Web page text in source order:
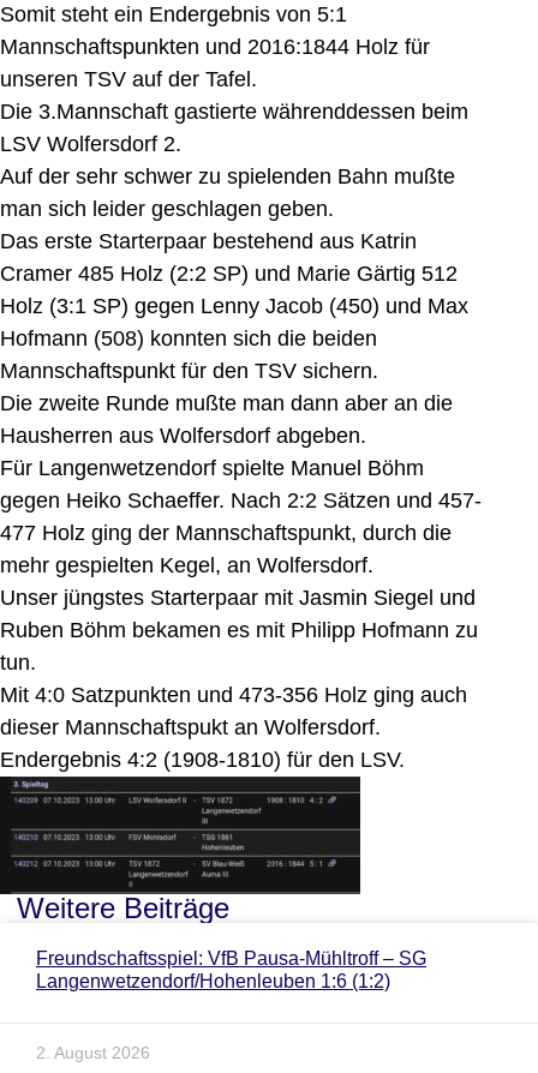
Somit steht ein Endergebnis von 5:1
Mannschaftspunkten und 2016:1844 Holz für
unseren TSV auf der Tafel.
Die 3.Mannschaft gastierte währenddessen beim
LSV Wolfersdorf 2.
Auf der sehr schwer zu spielenden Bahn mußte
man sich leider geschlagen geben.
Das erste Starterpaar bestehend aus Katrin
Cramer 485 Holz (2:2 SP) und Marie Gärtig 512
Holz (3:1 SP) gegen Lenny Jacob (450) und Max
Hofmann (508) konnten sich die beiden
Mannschaftspunkt für den TSV sichern.
Die zweite Runde mußte man dann aber an die
Hausherren aus Wolfersdorf abgeben.
Für Langenwetzendorf spielte Manuel Böhm
gegen Heiko Schaeffer. Nach 2:2 Sätzen und 457-
477 Holz ging der Mannschaftspunkt, durch die
mehr gespielten Kegel, an Wolfersdorf.
Unser jüngstes Starterpaar mit Jasmin Siegel und
Ruben Böhm bekamen es mit Philipp Hofmann zu
tun.
Mit 4:0 Satzpunkten und 473-356 Holz ging auch
dieser Mannschaftspukt an Wolfersdorf.
Endergebnis 4:2 (1908-1810) für den LSV.
Weitere Beiträge
Freundschaftsspiel: VfB Pausa-Mühltroff – SG
Langenwetzendorf/Hohenleuben 1:6 (1:2)
2. August 2026